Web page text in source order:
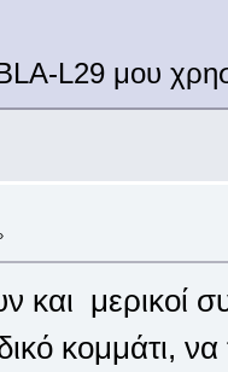
L29 μου
και μερικοί
κομμάτι, να